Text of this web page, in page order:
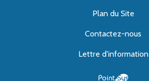
Plan du Site
Contactez-nous
Lettre d'information